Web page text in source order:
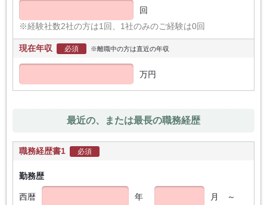
回
※経験社数2社の方は1回、1社のみのご経験は0回
現在年収 必須 ※離職中の方は直近の年収
万円
最近の、または最長の職務経歴
職務経歴書1 必須
勤務歴
西暦 年 月 ～